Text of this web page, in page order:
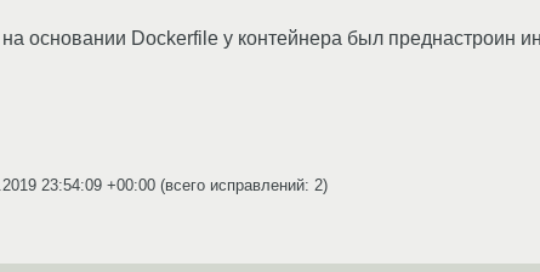
основании Dockerfile у контейнера был преднастроин
23:54:09 +00:00 (всего исправлений: 2)